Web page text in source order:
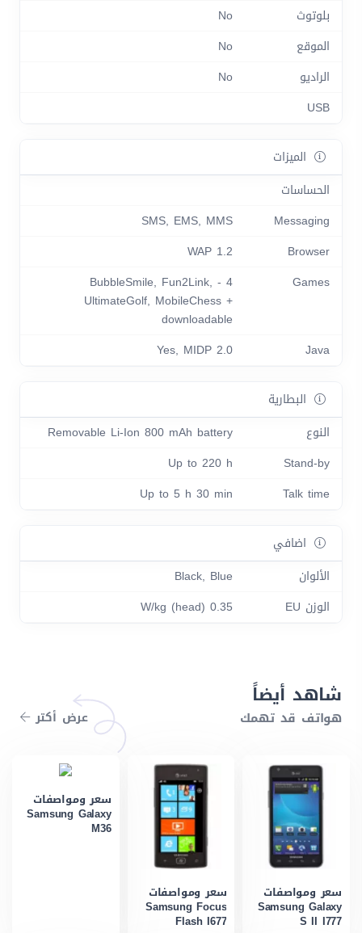
بلوتوث
No
الموقع
No
الراديو
No
USB
الميزات
الحساسات
Messaging
SMS, EMS, MMS
Browser
WAP 1.2
Games
4 - BubbleSmile, Fun2Link,
UltimateGolf, MobileChess +
downloadable
Java
Yes, MIDP 2.0
البطارية
النوع
Removable Li-Ion 800 mAh battery
Stand-by
Up to 220 h
Talk time
Up to 5 h 30 min
اضافي
الألوان
Black, Blue
الوزن EU
0.35 W/kg (head)
شاهد أيضاً
هواتف قد تهمك عرض أكتر
سعر ومواصفات
Samsung Galaxy
S II I777
سعر ومواصفات
Samsung Focus
Flash I677
سعر ومواصفات
Samsung Galaxy
M36